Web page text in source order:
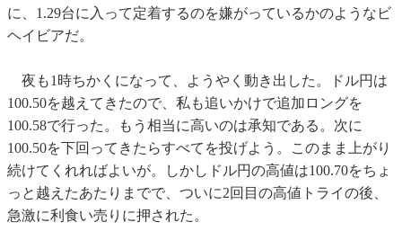
に、1.29台に入って定着するのを嫌がっているかのようなビ
ヘイビアだ。
夜も1時ちかくになって、ようやく動き出した。ドル円は
100.50を越えてきたので、私も追いかけで追加ロングを
100.58で行った。もう相当に高いのは承知である。次に
100.50を下回ってきたらすべてを投げよう。このまま上がり
続けてくれればよいが。しかしドル円の高値は100.70をちょ
っと越えたあたりまでで、ついに2回目の高値トライの後、
急激に利食い売りに押された。